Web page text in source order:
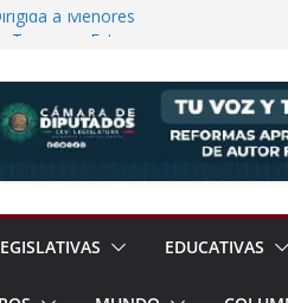
a Menores
Chino con Acuerdo de
Oferta Educativa en
EDUCATIVAS